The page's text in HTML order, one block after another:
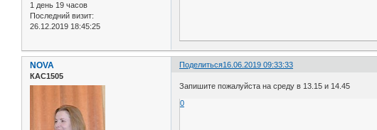
1 день 19 часов
Последний визит:
26.12.2019 18:45:25
Поделиться16.06.2019 09:33:33
NOVA
КАС1505
Запишите пожалуйста на среду в 13.15 и 14.45
0